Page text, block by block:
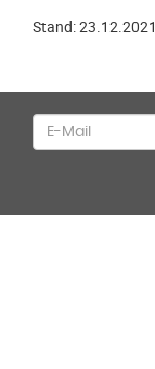
Stand: 23.12.2021